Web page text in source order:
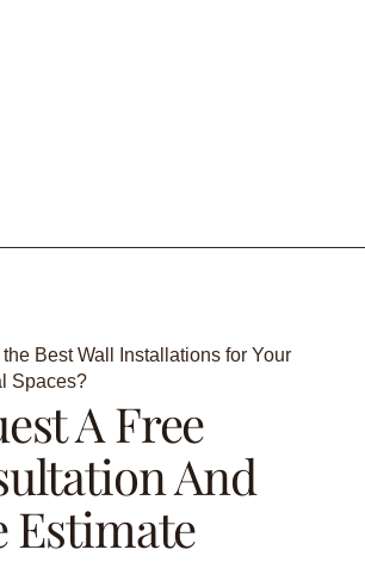
the Best Wall Installations for Your
Spaces?
A Free
And
Estimate